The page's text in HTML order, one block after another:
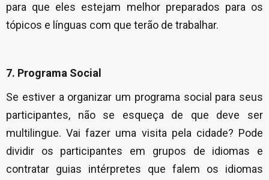
para que eles estejam melhor preparados para os
tópicos e línguas com que terão de trabalhar.
7. Programa Social
Se estiver a organizar um programa social para seus
participantes, não se esqueça de que deve ser
multilingue. Vai fazer uma visita pela cidade? Pode
dividir os participantes em grupos de idiomas e
contratar guias intérpretes que falem os idiomas